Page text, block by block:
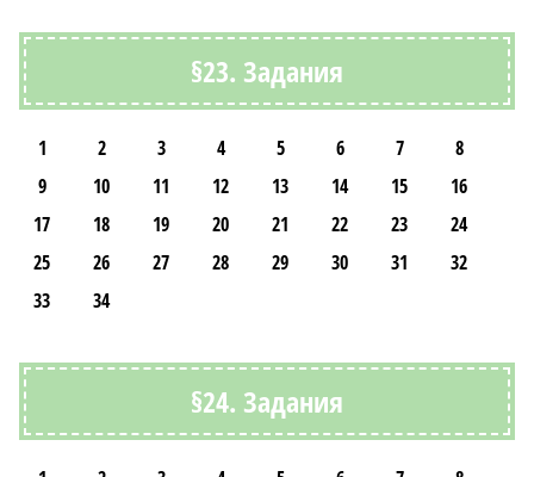
§23. Задания
1 2 3 4 5 6 7
8
9
10 11 12 13 14 15
16
17
18 19 20 21 22 23
24
25
26 27 28 29 30 31
32
33
34
§24. Задания